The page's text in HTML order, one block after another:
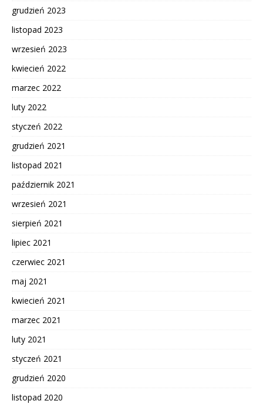
grudzień 2023
listopad 2023
wrzesień 2023
kwiecień 2022
marzec 2022
luty 2022
styczeń 2022
grudzień 2021
listopad 2021
październik 2021
wrzesień 2021
sierpień 2021
lipiec 2021
czerwiec 2021
maj 2021
kwiecień 2021
marzec 2021
luty 2021
styczeń 2021
grudzień 2020
listopad 2020